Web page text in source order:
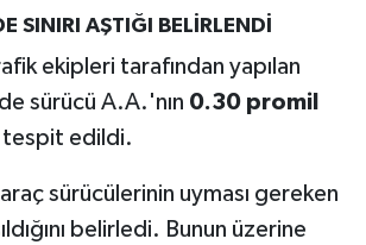
SINIRI AŞTIĞI BELİRLENDİ
ekipleri tarafından yapılan
sürücü A.A.'nın 0.30 promil
edildi.
sürücülerinin uyması gereken
belirledi. Bunun üzerine